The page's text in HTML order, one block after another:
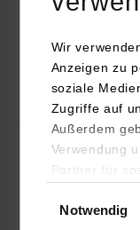
Wir
Anzeigen zu
soziale
Zugriffe auf
Außerdem
Verwendung
Partner für
YouTube,
Notwendig
Christine Isenmann
07832999400
job@ib-isenmann.de